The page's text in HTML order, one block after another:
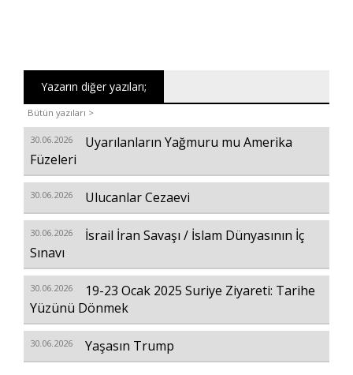
Yazarın diğer yazıları;
Bütün yazıları >
30.06.2026
Uyarılanların Yağmuru mu Amerika
Füzeleri
30.06.2026 Ulucanlar Cezaevi
30.06.2026
İsrail İran Savaşı / İslam Dünyasının İç
Sınavı
30.06.2026
19-23 Ocak 2025 Suriye Ziyareti: Tarihe
Yüzünü Dönmek
30.06.2026 Yaşasın Trump